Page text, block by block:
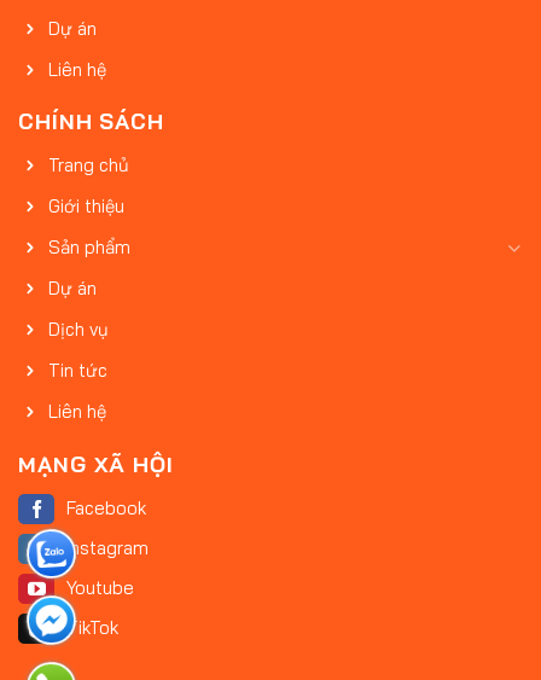
Dự án
Liên hệ
CHÍNH SÁCH
Trang chủ
Giới thiệu
Sản phẩm
Dự án
Dịch vụ
Tin tức
Liên hệ
MẠNG XÃ HỘI
Facebook
Instagram
Youtube
TikTok